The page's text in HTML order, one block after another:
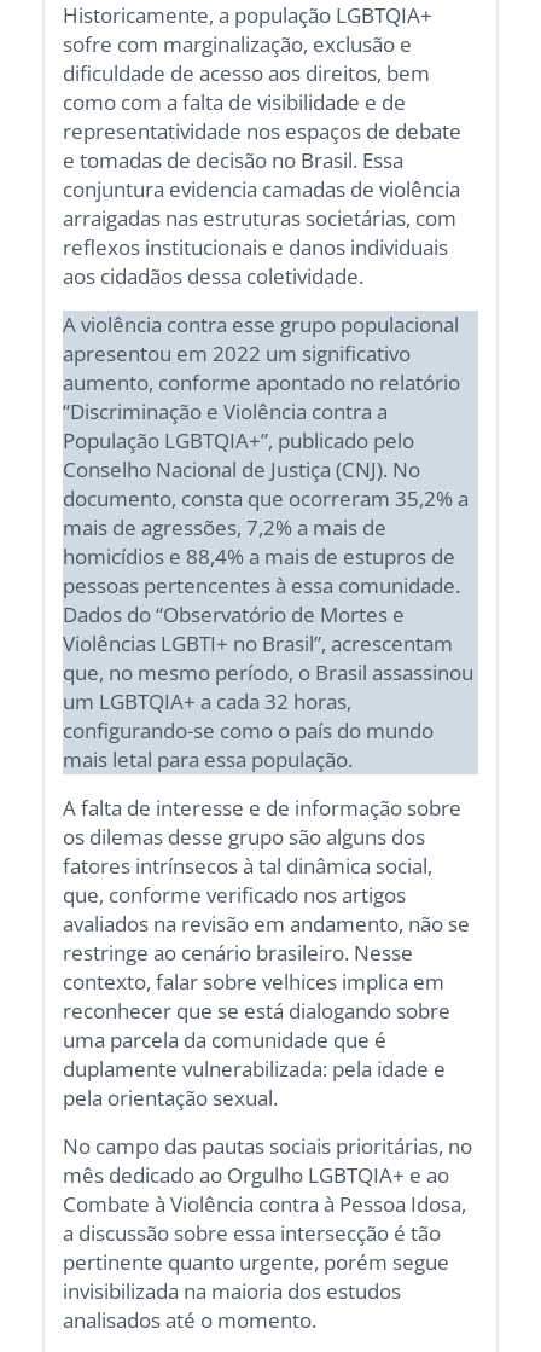
Historicamente, a população LGBTQIA+
sofre com marginalização, exclusão e
dificuldade de acesso aos direitos, bem
como com a falta de visibilidade e de
representatividade nos espaços de debate
e tomadas de decisão no Brasil. Essa
conjuntura evidencia camadas de violência
arraigadas nas estruturas societárias, com
reflexos institucionais e danos individuais
aos cidadãos dessa coletividade.
A violência contra esse grupo populacional
apresentou em 2022 um significativo
aumento, conforme apontado no relatório
“Discriminação e Violência contra a
População LGBTQIA+”, publicado pelo
Conselho Nacional de Justiça (CNJ). No
documento, consta que ocorreram 35,2% a
mais de agressões, 7,2% a mais de
homicídios e 88,4% a mais de estupros de
pessoas pertencentes à essa comunidade.
Dados do “Observatório de Mortes e
Violências LGBTI+ no Brasil”, acrescentam
que, no mesmo período, o Brasil assassinou
um LGBTQIA+ a cada 32 horas,
configurando-se como o país do mundo
mais letal para essa população.
A falta de interesse e de informação sobre
os dilemas desse grupo são alguns dos
fatores intrínsecos à tal dinâmica social,
que, conforme verificado nos artigos
avaliados na revisão em andamento, não se
restringe ao cenário brasileiro. Nesse
contexto, falar sobre velhices implica em
reconhecer que se está dialogando sobre
uma parcela da comunidade que é
duplamente vulnerabilizada: pela idade e
pela orientação sexual.
No campo das pautas sociais prioritárias, no
mês dedicado ao Orgulho LGBTQIA+ e ao
Combate à Violência contra à Pessoa Idosa,
a discussão sobre essa intersecção é tão
pertinente quanto urgente, porém segue
invisibilizada na maioria dos estudos
analisados até o momento.